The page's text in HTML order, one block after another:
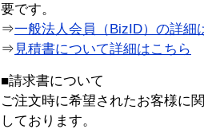
要です。
⇒一般法人会員（BizID）の詳細
⇒ 見積書について詳細はこちら
■請求書について
ご注文時に希望されたお客様に
しております。